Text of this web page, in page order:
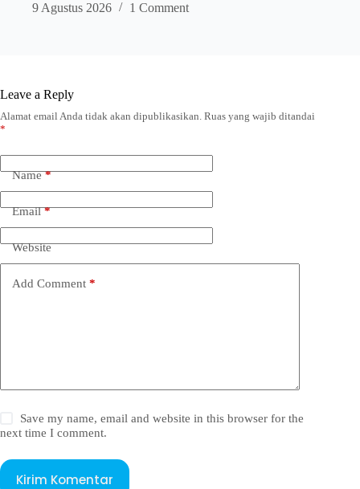
9 Agustus 2026
1 Comment
Leave a Reply
Alamat email Anda tidak akan dipublikasikan. Ruas yang wajib ditandai
*
Name*
Email*
Website
Add Comment *
Save my name, email and website in this browser for the
next time I comment.
Kirim Komentar